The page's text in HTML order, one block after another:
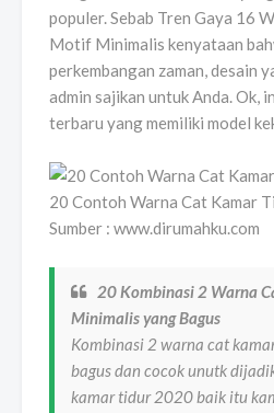
populer. Sebab Tren Gaya 16
Motif Minimalis kenyataan
perkembangan zaman, desain
admin sajikan untuk Anda. Ok,
terbaru yang memiliki model
20 Contoh Warna Cat Kamar
Sumber : www.dirumahku.com
20 Kombinasi 2 Warna
Minimalis yang Bagus
Kombinasi 2 warna cat
bagus dan cocok unutk
kamar tidur 2020 baik itu